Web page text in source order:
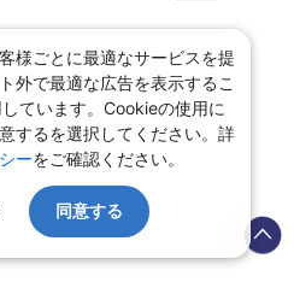
様ごとに最適なサービスを提
外で最適な広告を表示するこ
ています。Cookieの使用に
するを選択してください。詳
ーをご確認ください。
同意する